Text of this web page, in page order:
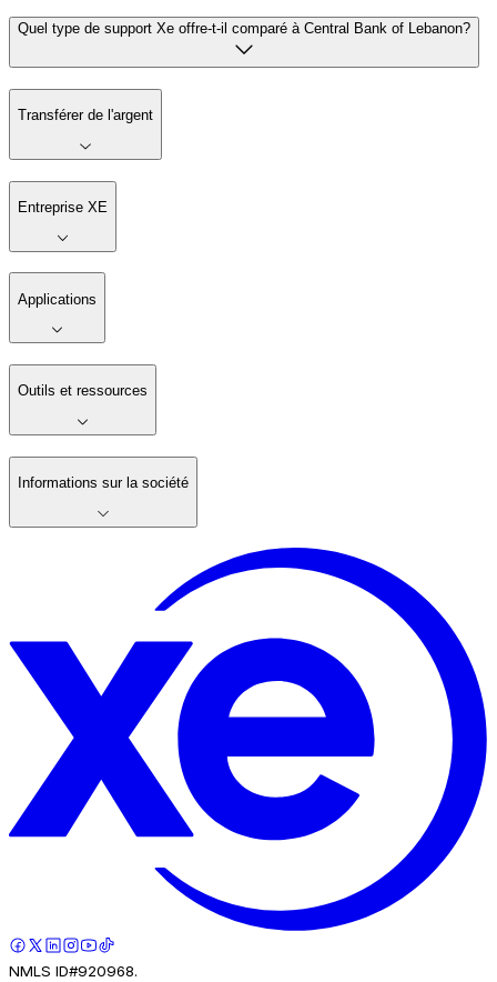
Quel type de support Xe offre-t-il comparé à Central Bank of Lebanon?
Transférer de l'argent
Entreprise XE
Applications
Outils et ressources
Informations sur la société
NMLS ID#920968.